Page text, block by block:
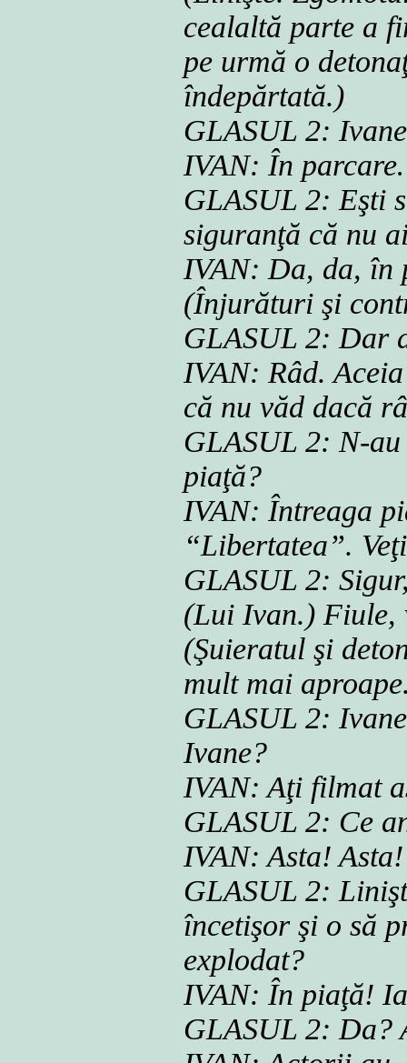
cealaltă parte a
pe urmă o
îndepărtată.)
GLASUL 2:
IVAN: În
GLASUL 2: Eşti
siguranţă că nu
IVAN: Da, da, în
(Înjurături şi
GLASUL 2: Dar
IVAN: Râd.
că nu văd dacă
GLASUL 2: N-au
piaţă?
IVAN: Întreaga
“Libertatea”.
GLASUL 2:
(Lui Ivan.) Fiule,
(Şuieratul şi
mult mai
GLASUL 2:
Ivane?
IVAN: Aţi filmat
GLASUL 2: Ce
IVAN: Asta! Asta!
GLASUL 2:
încetişor şi o să
explodat?
IVAN: În piaţă!
GLASUL 2: